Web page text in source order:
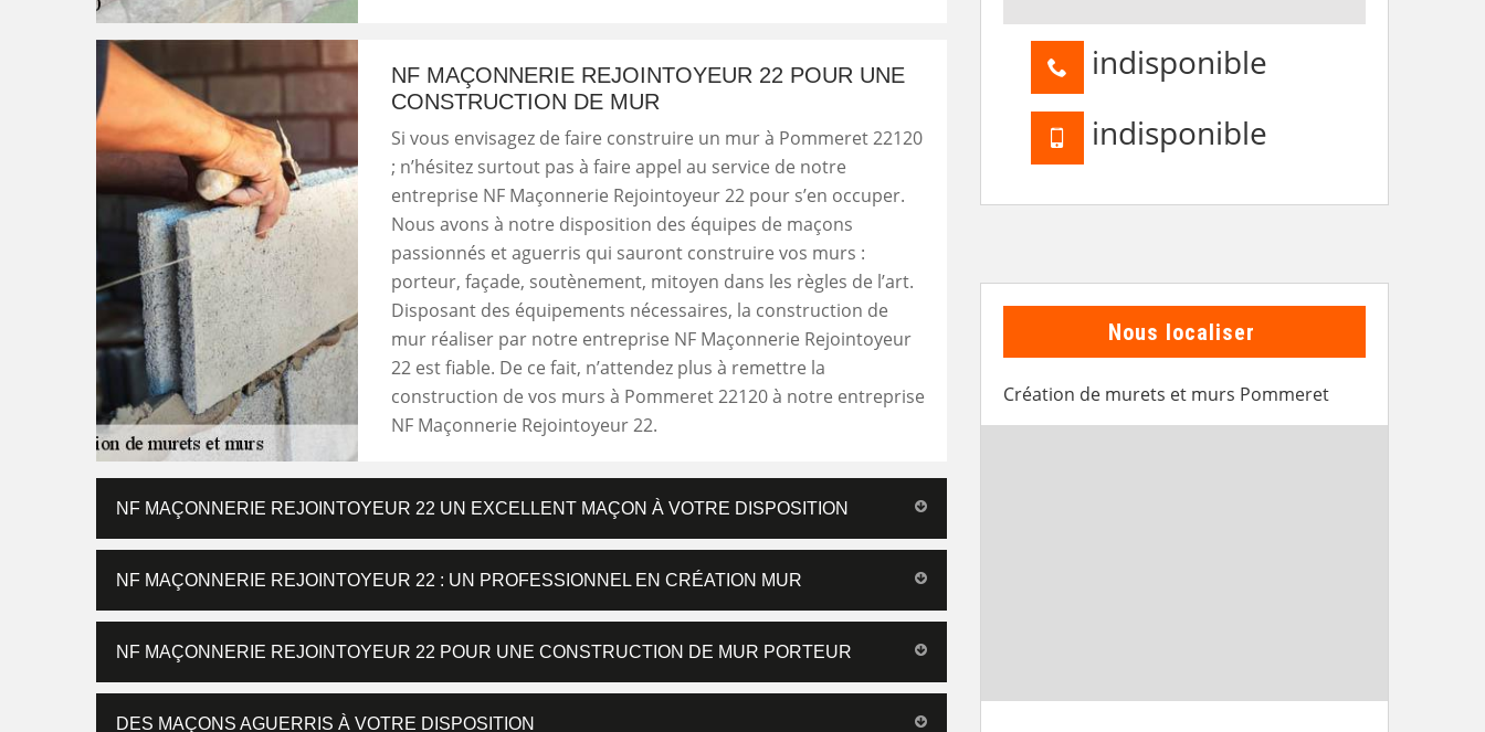
NF MAÇONNERIE REJOINTOYEUR 22 POUR UNE
CONSTRUCTION DE MUR
Si vous envisagez de faire construire un mur à Pommeret 22120
; n’hésitez surtout pas à faire appel au service de notre
entreprise NF Maçonnerie Rejointoyeur 22 pour s’en occuper.
Nous avons à notre disposition des équipes de maçons
passionnés et aguerris qui sauront construire vos murs :
porteur, façade, soutènement, mitoyen dans les règles de l’art.
Disposant des équipements nécessaires, la construction de
mur réaliser par notre entreprise NF Maçonnerie Rejointoyeur
22 est fiable. De ce fait, n’attendez plus à remettre la
construction de vos murs à Pommeret 22120 à notre entreprise
NF Maçonnerie Rejointoyeur 22.
NF MAÇONNERIE REJOINTOYEUR 22 UN EXCELLENT MAÇON À VOTRE DISPOSITION
NF MAÇONNERIE REJOINTOYEUR 22 : UN PROFESSIONNEL EN CRÉATION MUR
NF MAÇONNERIE REJOINTOYEUR 22 POUR UNE CONSTRUCTION DE MUR PORTEUR
DES MAÇONS AGUERRIS À VOTRE DISPOSITION
indisponible
indisponible
Nous localiser
Création de murets et murs Pommeret